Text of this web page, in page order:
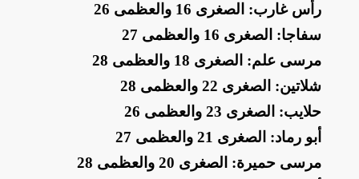
رأس غارب: الصغرى 16 والعظمى 26
سفاجا: الصغرى 16 والعظمى 27
مرسى علم: الصغرى 18 والعظمى 28
شلاتين: الصغرى 22 والعظمى 28
حلايب: الصغرى 23 والعظمى 26
أبو رماد: الصغرى 21 والعظمى 27
مرسى حميرة: الصغرى 20 والعظمى 28